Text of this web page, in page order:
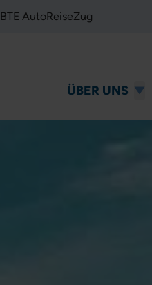
BTE AutoReiseZug
ÜBER UNS